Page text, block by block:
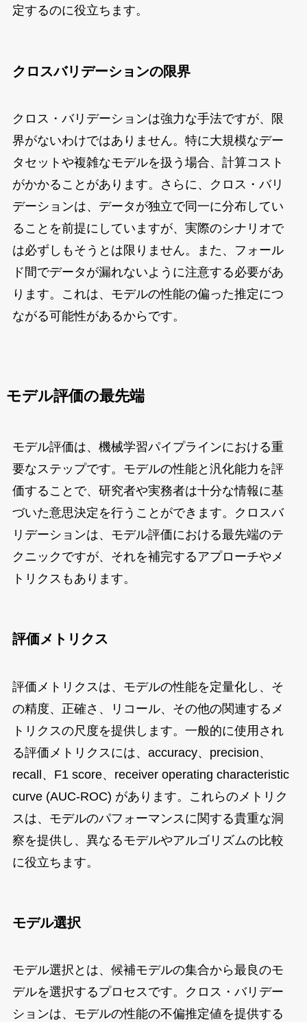
定するのに役立ちます。
クロスバリデーションの限界
クロス・バリデーションは強力な手法ですが、限
界がないわけではありません。特に大規模なデー
タセットや複雑なモデルを扱う場合、計算コスト
がかかることがあります。さらに、クロス・バリ
デーションは、データが独立で同一に分布してい
ることを前提にしていますが、実際のシナリオで
は必ずしもそうとは限りません。また、フォール
ド間でデータが漏れないように注意する必要があ
ります。これは、モデルの性能の偏った推定につ
ながる可能性があるからです。
モデル評価の最先端
モデル評価は、機械学習パイプラインにおける重
要なステップです。モデルの性能と汎化能力を評
価することで、研究者や実務者は十分な情報に基
づいた意思決定を行うことができます。クロスバ
リデーションは、モデル評価における最先端のテ
クニックですが、それを補完するアプローチやメ
トリクスもあります。
評価メトリクス
評価メトリクスは、モデルの性能を定量化し、そ
の精度、正確さ、リコール、その他の関連するメ
トリクスの尺度を提供します。一般的に使用され
る評価メトリクスには、accuracy、precision、
recall、F1 score、receiver operating characteristic
curve (AUC-ROC) があります。これらのメトリク
スは、モデルのパフォーマンスに関する貴重な洞
察を提供し、異なるモデルやアルゴリズムの比較
に役立ちます。
モデル選択
モデル選択とは、候補モデルの集合から最良のモ
デルを選択するプロセスです。クロス・バリデー
ションは、モデルの性能の不偏推定値を提供する